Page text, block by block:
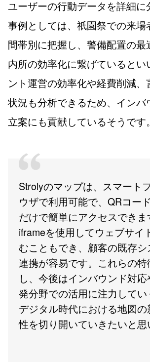
ユーザーの行動データを詳細に
事例としては、祇園祭での来場
間帯別に把握し、警備配置の最
内所の効率化に繋げていると
ント運営の効率化や経費削減、
状況も分析できるため、インバ
立案にも貢献しているそうです。
Strolyのマップは、スマート
ウザで利用可能で、QRコー
だけで簡単にアクセスできま
iframeを使用してウェブサイ
むこともでき、顧客の既存
連携が容易です。これらの
し、今後はインバウンド対
発分野での活用に注力してい
デジタル時代における地図
性を切り開いていきたいと思